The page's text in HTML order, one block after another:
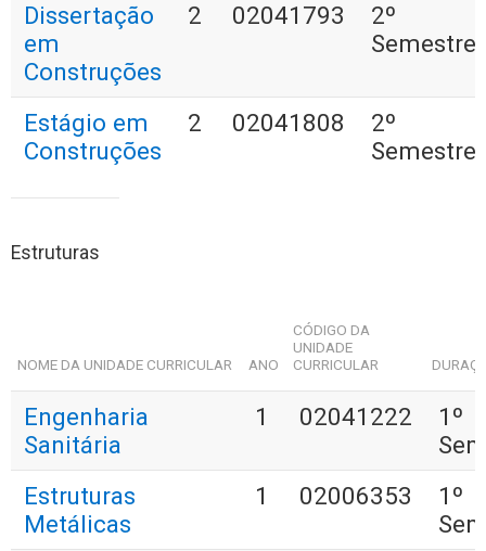
Dissertação
em
Construções
2 02041793
2º
Semestre
Estágio em
Construções
2 02041808
2º
Semestre
Estruturas
NOME DA UNIDADE CURRICULAR ANO
CÓDIGO DA
UNIDADE
CURRICULAR
Engenharia
Sanitária
1 02041222
1º
Estruturas
Metálicas
1 02006353
1º